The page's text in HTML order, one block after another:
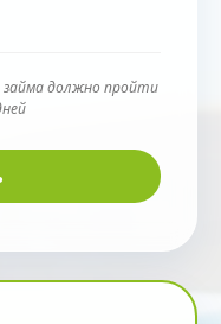
должно пройти